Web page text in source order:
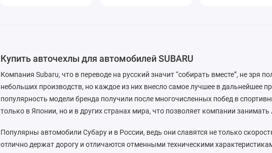
Купить авточехлы для автомобилей SUBARU
Компания Subaru, что в переводе на русский значит “собирать вместе”, не зря
небольших производств, но каждое из них внесло самое лучшее в дальнейшее
популярность модели бренда получили после многочисленных побед в
только в Японии, но и в других странах мира, что позволяет компании
Популярны автомобили Субару и в России, ведь они славятся не только
отлично держат дорогу и отличаются отменными техническими